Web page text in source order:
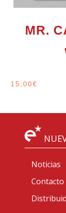
MR.
15,00€
Noticias
Contacto